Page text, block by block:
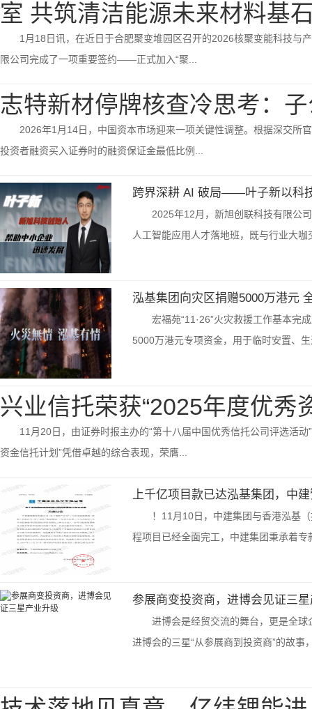
室 共筑清洁能源未来材料基
1月18日讯，在近日于合肥聚变堆园区召开的2026核聚变能科技与
限公司完成了一项重要签约——正式加入“聚...
志特新材停牌核查冷思考：
2026年1月14日，中国资本市场迎来一项关键性调整。根据深交所
投资者融资买入证券时的融资保证金最低比例...
跨界深耕 AI 破局——叶子新以科
2025年12月，新旭创联科技有限公
人工智能应用人才落地班，既与行业大
泓基集团向灾区捐赠5000万港元
宏福苑“11·26”火灾救援工作基本完
5000万港元专项资金，用于临时安置、
兴业信托荣获“2025年度优秀
11月20日，由证券时报主办的“第十八届中国优秀信托公司评选活
资金信托计划”凭借卓越的综合表现，荣膺...
上千亿项目款已达泓基集团，中
！11月10日，中建集团与香港泓基
程项目已经全面完工，中建集团秉承着
参展商变投资商，进博会见证三
进博会是经贸交流的舞台，更是全
进博会的三星“从参展商到投资商”的故